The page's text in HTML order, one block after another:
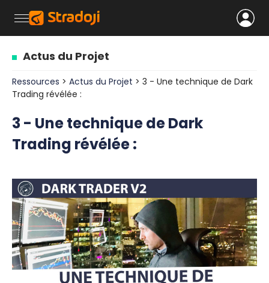
Actus du Projet
Ressources > Actus du Projet > 3 - Une technique de Dark
Trading révélée :
3 - Une technique de Dark
Trading révélée :